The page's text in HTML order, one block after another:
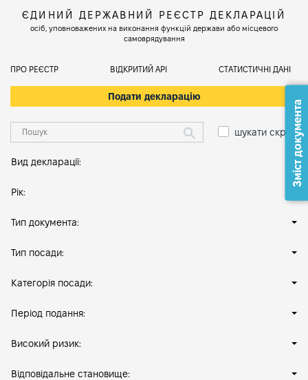
ЄДИНИЙ ДЕРЖАВНИЙ РЕЄСТР ДЕКЛАРАЦІЙ
осіб, уповноважених на виконання функцій держави або місцевого
самоврядування
ПРО РЕЄСТР ВІДКРИТИЙ АРІ СТАТИСТИЧНІ ДАНІ
Подати декларацію
шукати скрізь
Вид декларації:
Рік:
Тип документа:
Тип посади:
Категорія посади:
Період подання:
Високий ризик:
Відповідальне становище:
Зміст документа